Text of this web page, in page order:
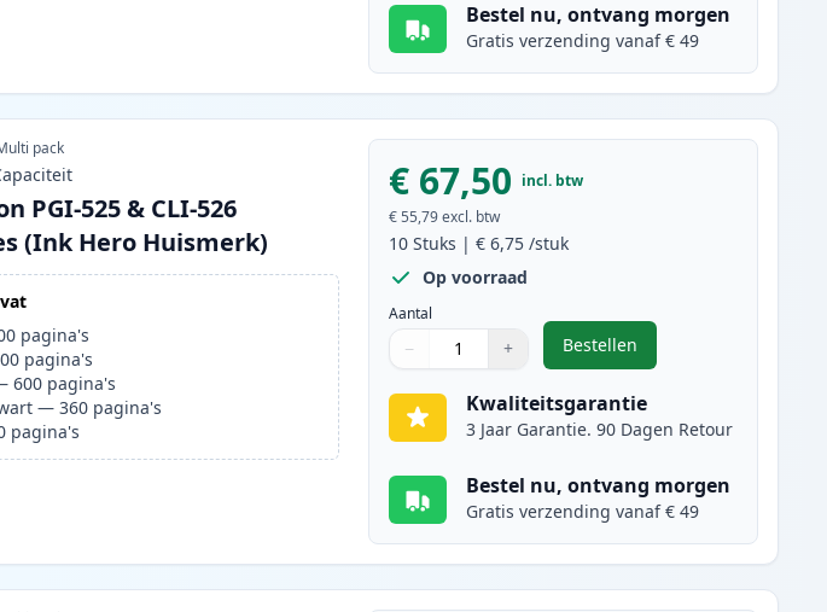
Bestel nu, ontvang morgen
Gratis verzending vanaf € 49
pack
PGI-525 & CLI-526
(Ink Hero Huismerk)
pagina's
pagina's
600 pagina's
—360 pagina's
pagina's
€ 67,50 incl. btw
€ 55,79 excl. btw
10 Stuks |€ 6,75 /stuk
Op voorraad
Aantal
Aantal
Gebruik de knoppen om aan te passen
− +
Aantal 1
Bestellen
,10 stuks Canon PGI-525
Kwaliteitsgarantie
3 Jaar Garantie. 90 Dagen Retour
Bestel nu, ontvang morgen
Gratis verzending vanaf € 49